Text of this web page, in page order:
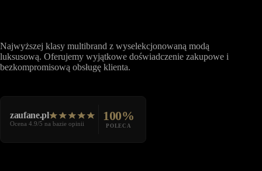
Najwyższej klasy multibrand z wyselekcjonowaną modą
luksusową. Oferujemy wyjątkowe doświadczenie zakupowe i
bezkompromisową obsługę klienta.
zaufane.pl
Ocena 4.9/5 na bazie opinii
100%
POLECA